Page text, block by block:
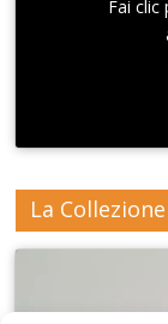
Fai clic
La